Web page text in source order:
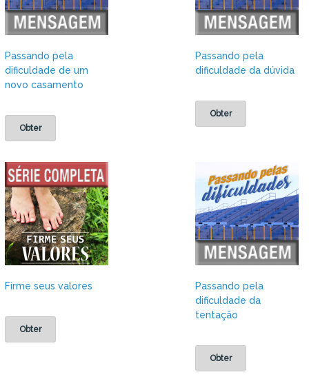
Passando pela
dificuldade de um
novo casamento
Obter
Passando pela
dificuldade da dúvida
Obter
Firme seus valores
Obter
Passando pela
dificuldade da
tentação
Obter